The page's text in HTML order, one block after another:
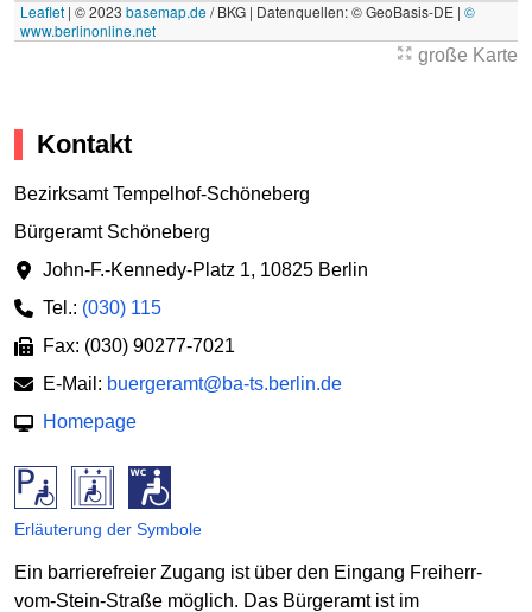
Leaflet | © 2023 basemap.de/ BKG | Datenquellen: © GeoBasis-DE | ©
www.berlinonline.net
große Karte
Kontakt
Bezirksamt Tempelhof-Schöneberg
Bürgeramt Schöneberg
John-F.-Kennedy-Platz 1, 10825 Berlin
Tel.: (030) 115
Fax: (030) 90277-7021
E-Mail: buergeramt@ba-ts.berlin.de
Homepage
Erläuterung der Symbole
Ein barrierefreier Zugang ist über den Eingang Freiherr-
vom-Stein-Straße möglich. Das Bürgeramt ist im